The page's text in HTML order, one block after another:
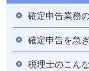
確定申告業務
確定申告を急
税理士のこん